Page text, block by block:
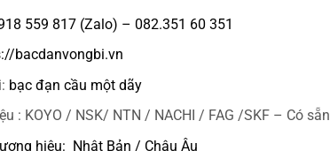
559 817 (Zalo) – 082.351 60 351
bacdanvongbi.vn
bạc đạn cầu một dãy
: KOYO / NSK/ NTN / NACHI / FAG /SKF – Có sẵn
hiệu: Nhật Bản / Châu Âu